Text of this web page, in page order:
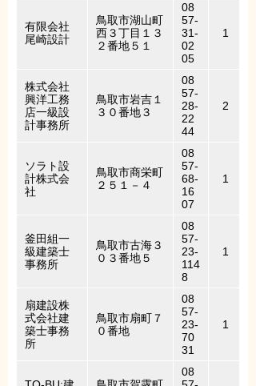
有限会社
尾崎設計
鳥取市湖山町
西３丁目１３
２番地５１
08
57-
31-
02
05
1
株式会社
興洋工務
店一級設
計事務所
鳥取市岩吉１
３０番地３
08
57-
28-
22
44
2
ソラト設
計株式会
社
鳥取市商栄町
２５１－４
08
57-
68-
16
07
1
釜田組一
級建築士
事務所
鳥取市古海３
０３番地５
08
57-
23-
114
8
1
扇建設株
式会社建
築士事務
所
鳥取市扇町７
０番地
08
57-
23-
70
31
1
08